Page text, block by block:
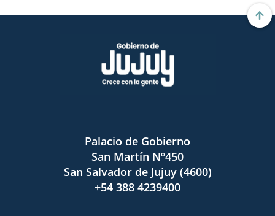
Palacio de Gobierno
San Martín Nº450
San Salvador de Jujuy (4600)
+54 388 4239400